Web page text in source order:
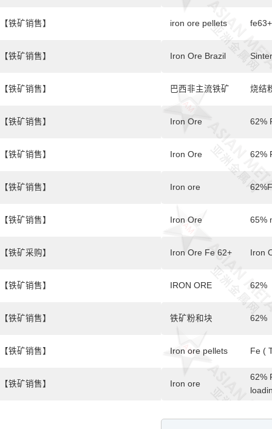
【铁矿销售】
【铁矿销售】
【铁矿销售】
【铁矿销售】
【铁矿销售】
【铁矿销售】
【铁矿销售】
【铁矿采购】
【铁矿销售】
【铁矿销售】
【铁矿销售】
【铁矿销售】
iron ore pellets fe63+
Iron Ore Brazil
巴西非主流铁矿 烧结
Iron Ore 62%
Iron Ore 62%
Iron ore
Iron Ore 65%
Iron Ore Fe 62+ Iron
IRON ORE 62%
铁矿粉和块 62%
Iron ore pellets Fe (
Iron ore
62%